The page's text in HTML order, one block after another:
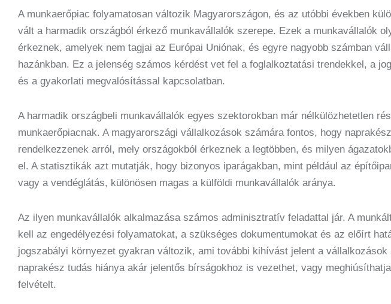
A munkaerőpiac folyamatosan változik Magyarországon, és az utóbbi években
vált a harmadik országból érkező munkavállalók szerepe. Ezek a munkavállalók
érkeznek, amelyek nem tagjai az Európai Uniónak, és egyre nagyobb számban
hazánkban. Ez a jelenség számos kérdést vet fel a foglalkoztatási trendekkel, a
és a gyakorlati megvalósítással kapcsolatban.
A harmadik országbeli munkavállalók egyes szektorokban már nélkülözhetetlen
munkaerőpiacnak. A magyarországi vállalkozások számára fontos, hogy
rendelkezzenek arról, mely országokból érkeznek a legtöbben, és milyen
el. A statisztikák azt mutatják, hogy bizonyos iparágakban, mint például az
vagy a vendéglátás, különösen magas a külföldi munkavállalók aránya.
Az ilyen munkavállalók alkalmazása számos adminisztratív feladattal jár. A
kell az engedélyezési folyamatokat, a szükséges dokumentumokat és az előírt
jogszabályi környezet gyakran változik, ami további kihívást jelent a vállalkozások
naprakész tudás hiánya akár jelentős bírságokhoz is vezethet, vagy
felvételt.